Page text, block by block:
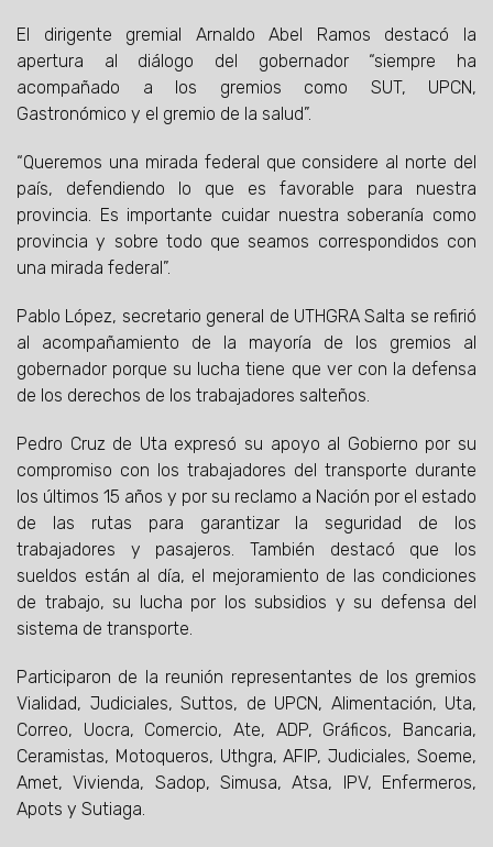
El dirigente gremial Arnaldo Abel Ramos destacó la
apertura al diálogo del gobernador “siempre ha
acompañado a los gremios como SUT, UPCN,
Gastronómico y el gremio de la salud”.
“Queremos una mirada federal que considere al norte del
país, defendiendo lo que es favorable para nuestra
provincia. Es importante cuidar nuestra soberanía como
provincia y sobre todo que seamos correspondidos con
una mirada federal”.
Pablo López, secretario general de UTHGRA Salta se refirió
al acompañamiento de la mayoría de los gremios al
gobernador porque su lucha tiene que ver con la defensa
de los derechos de los trabajadores salteños.
Pedro Cruz de Uta expresó su apoyo al Gobierno por su
compromiso con los trabajadores del transporte durante
los últimos 15 años y por su reclamo a Nación por el estado
de las rutas para garantizar la seguridad de los
trabajadores y pasajeros. También destacó que los
sueldos están al día, el mejoramiento de las condiciones
de trabajo, su lucha por los subsidios y su defensa del
sistema de transporte.
Participaron de la reunión representantes de los gremios
Vialidad, Judiciales, Suttos, de UPCN, Alimentación, Uta,
Correo, Uocra, Comercio, Ate, ADP, Gráficos, Bancaria,
Ceramistas, Motoqueros, Uthgra, AFIP, Judiciales, Soeme,
Amet, Vivienda, Sadop, Simusa, Atsa, IPV, Enfermeros,
Apots y Sutiaga.